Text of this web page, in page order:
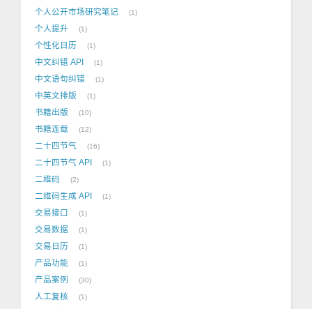
个人公开市场研究笔记 1
个人提升 1
个性化日历 1
中文纠错 API 1
中文语句纠错 1
中英文排版 1
书籍出版 10
书籍连载 12
二十四节气 16
二十四节气 API 1
二维码 2
二维码生成 API 1
交易接口 1
交易数据 1
交易日历 1
产品功能 1
产品案例 30
人工复核 1